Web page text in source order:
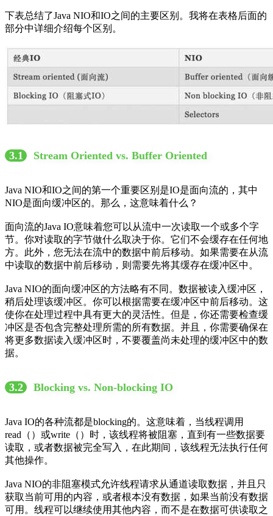
下表总结了Java NIO和IO之间的主要区别。我将在表格后面的
部分中详细介绍每个区别。
3.1 Stream Oriented vs. Buffer Oriented
Java NIO和IO之间的第一个重要区别是IO是面向流的，其中
NIO是面向缓冲区的。那么，这意味着什么？
面向流的Java IO意味着您可以从流中一次读取一个或多个字
节。你对读取的字节做什么取决于你。它们不会缓存在任何地
方。此外，您无法在流中的数据中前后移动。如果需要在从流
中读取的数据中前后移动，则需要先将其缓存在缓冲区中。
Java NIO的面向缓冲区的方法略有不同。数据被读入缓冲区，
稍后处理该缓冲区。你可以根据需要在缓冲区中前后移动。这
使你在处理过程中具有更大的灵活性。但是，你还需要检查缓
冲区是否包含完整处理所需的所有数据。并且，你需要确保在
将更多数据读入缓冲区时，不要覆盖尚未处理的缓冲区中的数
据。
3.2 Blocking vs. Non-blocking IO
Java IO的各种流都是blocking的。这意味着，当线程调用
read（）或write（）时，该线程将被阻塞，直到有一些数据要
读取，或者数据被完全写入，在此期间，该线程无法执行任何
其他操作。
Java NIO的非阻塞模式允许线程请求从通道读取数据，并且只
获取当前可用的内容，或者根本没有数据，如果当前没有数据
可用。线程可以继续使用其他内容，而不是在数据可供读取之